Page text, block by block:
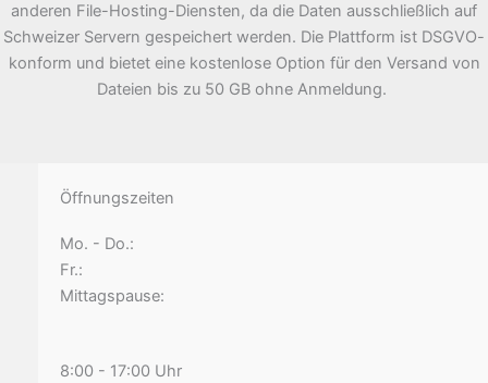
anderen File-Hosting-Diensten, da die Daten ausschließlich auf
Schweizer Servern gespeichert werden. Die Plattform ist DSGVO-
konform und bietet eine kostenlose Option für den Versand von
Dateien bis zu 50 GB ohne Anmeldung.
Öffnungszeiten
Mo. - Do.:
Fr.:
Mittagspause:
8:00 - 17:00 Uhr